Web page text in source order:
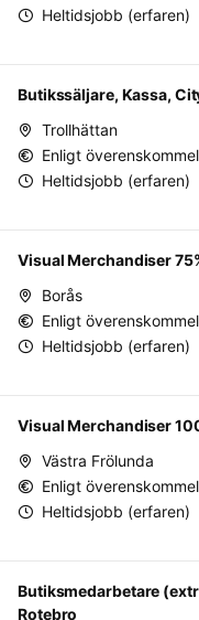
Heltidsjobb (erfaren)
Butikssäljare, Kassa,
Trollhättan
Enligt
Heltidsjobb (erfaren)
Visual Merchandiser
Borås
Enligt
Heltidsjobb (erfaren)
Visual Merchandiser
Västra Frölunda
Enligt
Heltidsjobb (erfaren)
Butiksmedarbetare
Rotebro